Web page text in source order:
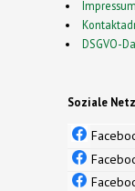
Impressum
DSGVO-
Soziale